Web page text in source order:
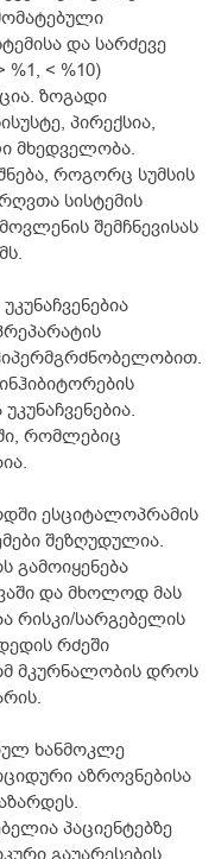
და სარძევე
< %10)
ზოგადი
პირექსია,
მხედველობა.
როგორც სუმსის
სისტემის
შემჩნევისას
რომლებიც
ესციტალოპრამის
შეზღუდულია.
და მხოლოდ მას
რისკი/სარგებელის
რძეში
მკურნალობის დროს
ხანმოკლე
აზროვნებისა
პაციენტებზე